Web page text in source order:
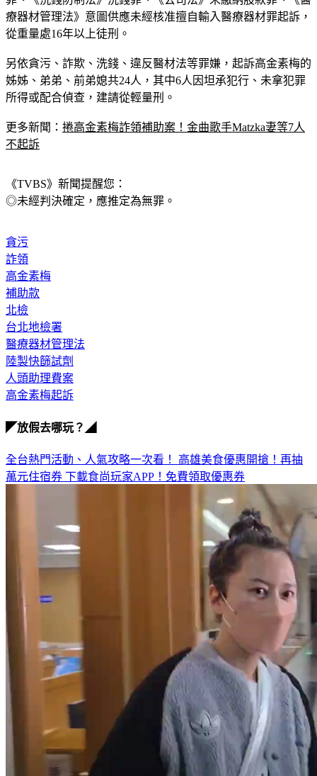
療器材管理法》意圖供應未經核准擅自輸入醫療器材罪起訴，
從重量處16年以上徒刑。
另依貪污、詐欺、洗錢、違反醫材法等罪嫌，起訴高金素梅的
姊姊、弟弟、前弟媳共24人，其中6人因坦承犯行、未拿犯罪
所得或配合偵查，建請從輕量刑。
更多新聞： 捲高金素梅詐領補助案！金曲歌手Matzka妻等7人
不起訴
《TVBS》新聞提醒您：
◎未經判決確定，應推定為無罪。
貪污
詐領
高金素梅
補助款
北檢
台北地檢署
醫療器材管理法
陸製快篩試劑
人頭助理費案
高金素梅起訴
◤放假去哪玩？◢
全台熱門活動、人氣攻略一次看！ 高雄美食優惠開搶！再抽
萬元住宿券 下載食尚玩家APP！免費領取優惠券